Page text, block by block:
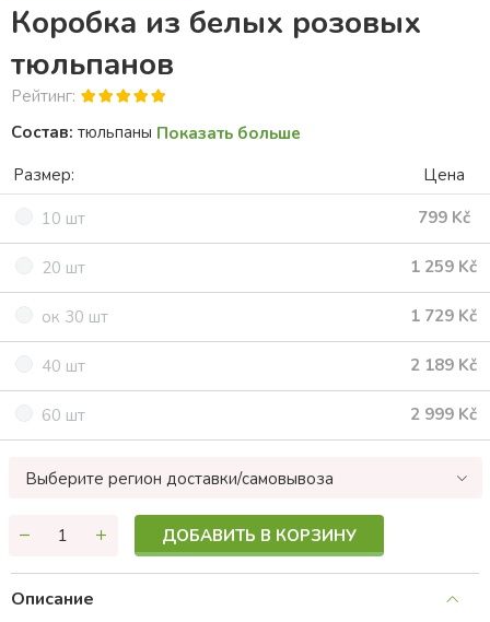
Коробка из белых розовых
тюльпанов
Рейтинг:
Состав: тюльпаны Показать больше
Размер:
Цена
10 шт
799 Kč
20 шт 1 259 Kč
ок 30 шт 1 729 Kč
40 шт 2 189 Kč
60 шт 2 999 Kč
Выберите регион доставки/самовывоза
ДОБАВИТЬ В КОРЗИНУ
Описание